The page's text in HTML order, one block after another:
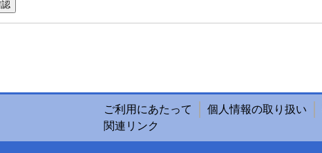
ご利用にあたって 個人情報の取り扱い
関連リンク